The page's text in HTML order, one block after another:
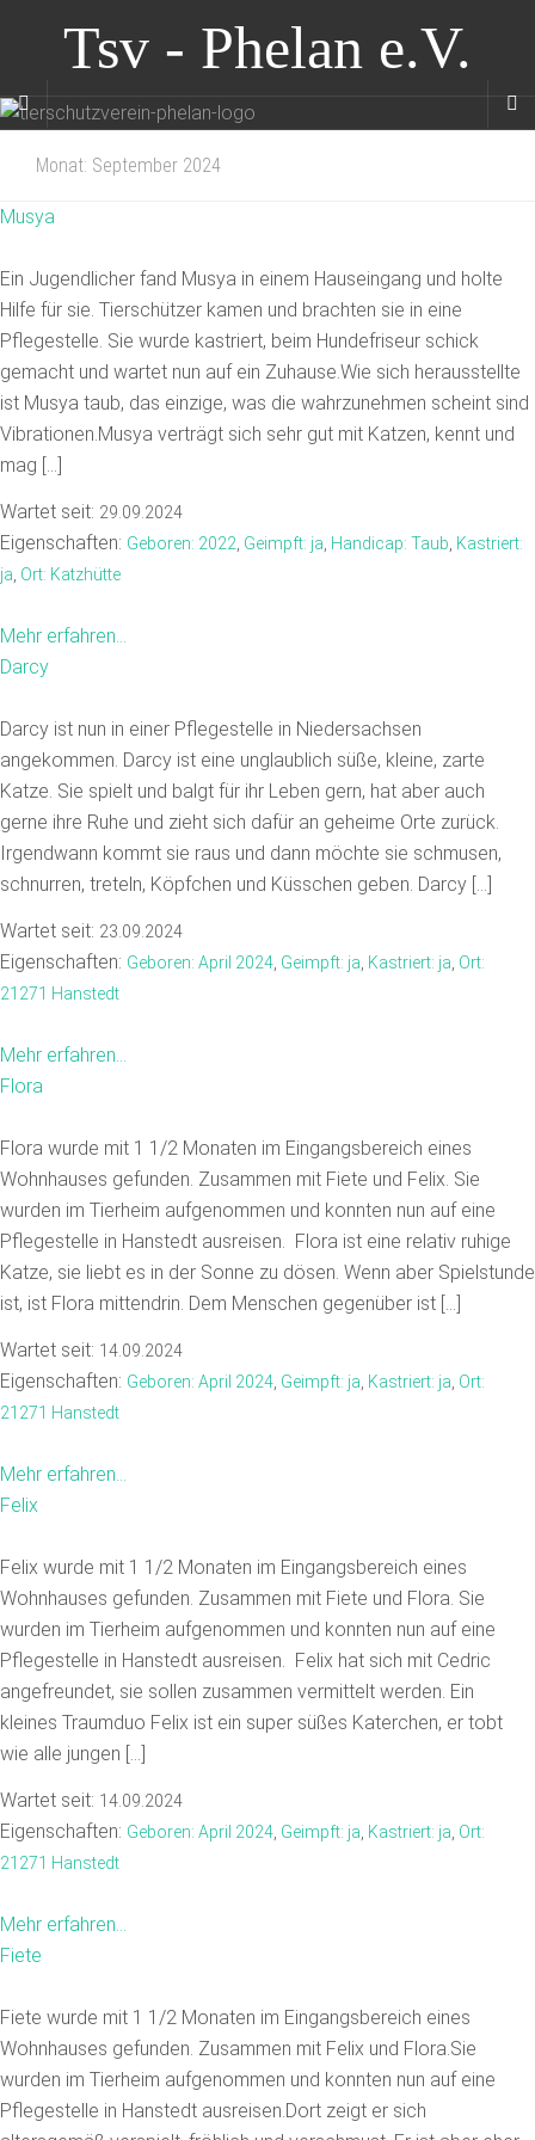
Tsv - Phelan e.V.
Monat: September 2024
Musya
Ein Jugendlicher fand Musya in einem Hauseingang und holte
Hilfe für sie. Tierschützer kamen und brachten sie in eine
Pflegestelle. Sie wurde kastriert, beim Hundefriseur schick
gemacht und wartet nun auf ein Zuhause.Wie sich herausstellte
ist Musya taub, das einzige, was die wahrzunehmen scheint sind
Vibrationen.Musya verträgt sich sehr gut mit Katzen, kennt und
mag […]
Wartet seit: 29.09.2024
Eigenschaften: Geboren: 2022 Geimpft: ja Handicap: Taub Kastriert:
ja Ort: Katzhütte
Mehr erfahren...
Darcy
Darcy ist nun in einer Pflegestelle in Niedersachsen
angekommen. Darcy ist eine unglaublich süße, kleine, zarte
Katze. Sie spielt und balgt für ihr Leben gern, hat aber auch
gerne ihre Ruhe und zieht sich dafür an geheime Orte zurück.
Irgendwann kommt sie raus und dann möchte sie schmusen,
schnurren, treteln, Köpfchen und Küsschen geben. Darcy […]
Wartet seit: 23.09.2024
Eigenschaften: Geboren: April 2024 Geimpft: ja Kastriert: ja Ort:
21271 Hanstedt
Mehr erfahren...
Flora
Flora wurde mit 1 1/2 Monaten im Eingangsbereich eines
Wohnhauses gefunden. Zusammen mit Fiete und Felix. Sie
wurden im Tierheim aufgenommen und konnten nun auf eine
Pflegestelle in Hanstedt ausreisen. Flora ist eine relativ ruhige
Katze, sie liebt es in der Sonne zu dösen. Wenn aber Spielstunde
ist, ist Flora mittendrin. Dem Menschen gegenüber ist […]
Wartet seit: 14.09.2024
Eigenschaften: Geboren: April 2024 Geimpft: ja Kastriert: ja Ort:
21271 Hanstedt
Mehr erfahren...
Felix
Felix wurde mit 1 1/2 Monaten im Eingangsbereich eines
Wohnhauses gefunden. Zusammen mit Fiete und Flora. Sie
wurden im Tierheim aufgenommen und konnten nun auf eine
Pflegestelle in Hanstedt ausreisen. Felix hat sich mit Cedric
angefreundet, sie sollen zusammen vermittelt werden. Ein
kleines Traumduo Felix ist ein super süßes Katerchen, er tobt
wie alle jungen […]
Wartet seit: 14.09.2024
Eigenschaften: Geboren: April 2024 Geimpft: ja Kastriert: ja Ort:
21271 Hanstedt
Mehr erfahren...
Fiete
Fiete wurde mit 1 1/2 Monaten im Eingangsbereich eines
Wohnhauses gefunden. Zusammen mit Felix und Flora.Sie
wurden im Tierheim aufgenommen und konnten nun auf eine
Pflegestelle in Hanstedt ausreisen.Dort zeigt er sich